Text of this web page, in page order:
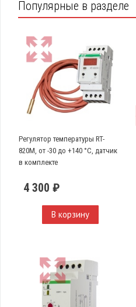
Популярные в разделе
Регулятор температуры RT-
820M, от -30 до +140 °С, датчик
в комплекте
4 300 ₽
В корзину